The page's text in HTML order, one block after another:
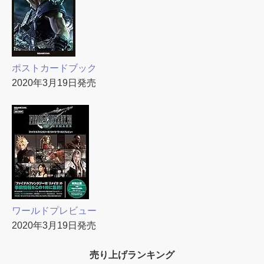
ポストカードブック
2020年3月19日発売
ワールドプレビュー
2020年3月19日発売
売り上げランキング